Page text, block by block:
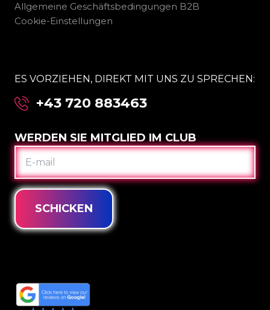
Allgemeine Geschäftsbedingungen B2B
Cookie-Einstellungen
ES VORZIEHEN, DIREKT MIT UNS ZU SPRECHEN:
+43 720 883463
WERDEN SIE MITGLIED IM CLUB
E-
MAIL
SCHICKEN